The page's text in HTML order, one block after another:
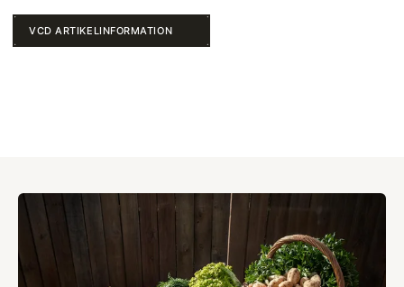
VCD ARTIKELINFORMATION